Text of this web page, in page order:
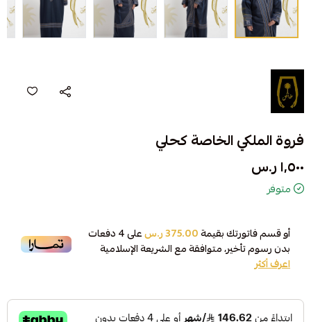
فروة الملكي الخاصة كحلي
١٬٥٠٠ ر.س
متوفر
أو قسم فاتورتك بقيمة375.00 ر.س على4دفعات
بدون رسوم تأخير، متوافقة مع الشريعة الإسلامية
اعرف أكثر